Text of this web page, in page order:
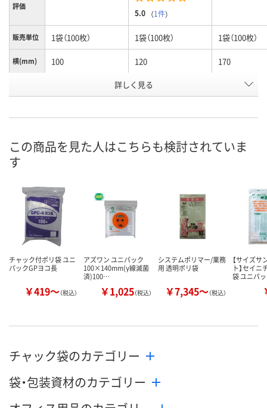
評価
5.0 （1件）
販売単位 1袋（100枚） 1袋（100枚） 1袋（100枚）
横(mm) 100 120 170
85×120×0.04
号
お届け日
数量
カゴへ カゴへ カ
詳しく見る
この商品を見た人はこちらも検討されていま
す
チャック付ポリ袋 ユニ
パックGPヨコ長
￥419～（税込）
アズワン ユニパック
100×140mm(γ線滅菌
済)100…
￥1,025（税込）
システムポリマー/業務
用 透明ポリ袋
￥7,345～（税込）
【サイズサ
ト】セイニ
袋 ユニパ
チャック袋のカテゴリー
袋・包装資材のカテゴリー